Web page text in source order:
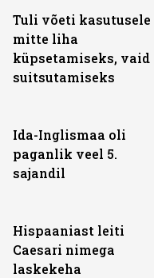
Tuli võeti kasutusele
mitte liha
küpsetamiseks, vaid
suitsutamiseks
Ida-Inglismaa oli
paganlik veel 5.
sajandil
Hispaaniast leiti
Caesari nimega
laskekeha